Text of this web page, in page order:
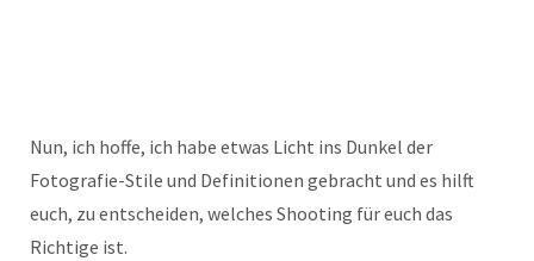
Nun, ich hoffe, ich habe etwas Licht ins Dunkel der
Fotografie-Stile und Definitionen gebracht und es hilft
euch, zu entscheiden, welches Shooting für euch das
Richtige ist.